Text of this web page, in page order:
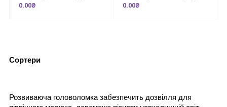
0.00₴ 0.00₴
Сортери
Розвиваюча головоломка забезпечить дозвілля для